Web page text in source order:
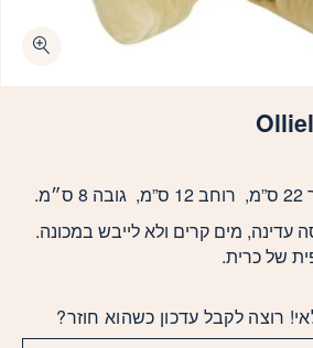
עדינה, מים קרים ולא לייבש במכונה.
של כרית.
רוצה לקבל עדכון כשהוא חוזר?